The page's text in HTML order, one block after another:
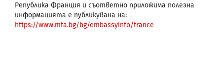
Република Франция и съответно приложима полезна
информацията е публикувана на:
https://www.mfa.bg/bg/embassyinfo/france